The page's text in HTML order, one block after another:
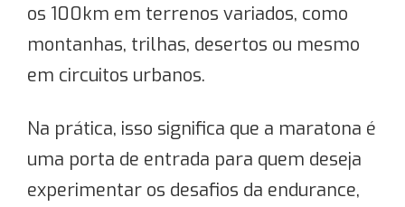
os 100km em terrenos variados, como
montanhas, trilhas, desertos ou mesmo
em circuitos urbanos.
Na prática, isso significa que a maratona é
uma porta de entrada para quem deseja
experimentar os desafios da endurance,